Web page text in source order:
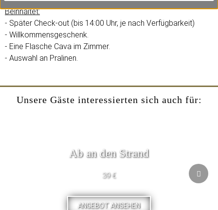
Beinhaltet:
- Später Check-out (bis 14:00 Uhr, je nach Verfügbarkeit)
- Willkommensgeschenk.
- Eine Flasche Cava im Zimmer.
- Auswahl an Pralinen.
Unsere Gäste interessierten sich auch für:
Ab an den Strand
39 €
ANGEBOT ANSEHEN